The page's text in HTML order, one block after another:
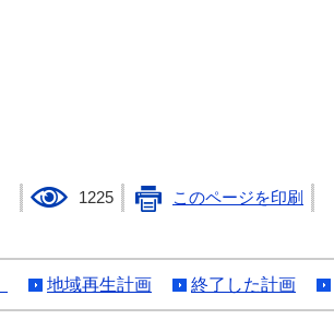
1225 このページを印刷
地域再生計画 終了した計画